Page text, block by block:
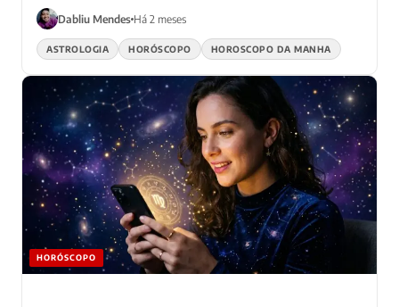
prefere reflexão matinal
Dabliu Mendes Há 2 meses
ASTROLOGIA HORÓSCOPO HOROSCOPO DA MANHA
HORÓSCOPO